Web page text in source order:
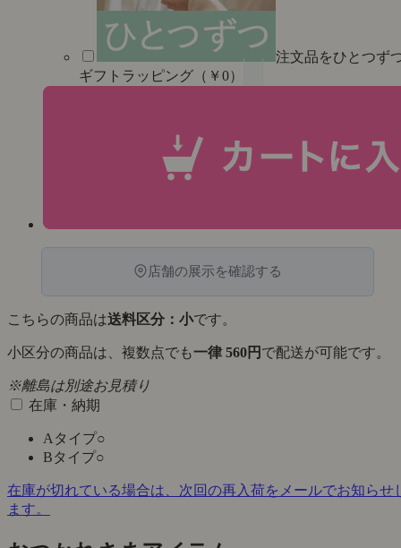
注文品をひとつず
ギフトラッピング（￥0）
店舗の展示を確認する
こちらの商品は送料区分：小です。
小区分の商品は、複数点でも一律 560円 で配送が可能です。
※離島は別途お見積り
在庫・納期
Aタイプ○
Bタイプ○
在庫が切れている場合は、次回の再入荷をメールでお知らせ
ます。